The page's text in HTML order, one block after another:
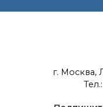
г. Москва,
Тел.: